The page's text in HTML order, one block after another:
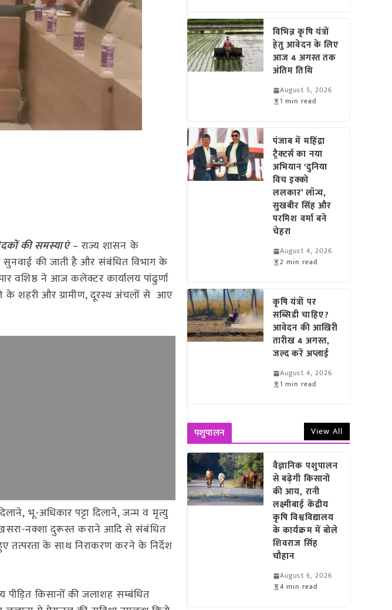
की समस्याएं– राज्य शासन के
सुनवाई की जाती है और संबंधित विभाग के
वशिष्ठ ने आज कलेक्टर कार्यालय पांढुर्णा
शहरी और ग्रामीण, दूरस्थ अंचलों से आए
भू-अधिकार पट्टा दिलाने, जन्म व मृत्यु
खसरा-नक्शा दुरूस्त कराने आदि से संबंधित
तत्परता के साथ निराकरण करने के निर्देश
पीड़ित किसानों की जलाशह सम्बंधित
विभिन्न कृषि यंत्रों
हेतु आवेदन के लिए
आज 4 अगस्त तक
अंतिम तिथि
August 5, 2026
1 min read
पंजाब में महिंद्रा
ट्रैक्टर्स का नया
अभियान ‘दुनिया
विच इक्को
ललकार’ लॉन्च,
सुखबीर सिंह और
परमिश वर्मा बने
चेहरा
August 4, 2026
2 min read
कृषि यंत्रों पर
सब्सिडी चाहिए?
आवेदन की आखिरी
तारीख 4 अगस्त,
जल्द करें अप्लाई
August 4, 2026
1 min read
पशुपालन View All
वैज्ञानिक पशुपालन
से बढ़ेगी किसानों
की आय, रानी
लक्ष्मीबाई केंद्रीय
कृषि विश्वविद्यालय
के कार्यक्रम में बोले
शिवराज सिंह
चौहान
August 6, 2026
4 min read